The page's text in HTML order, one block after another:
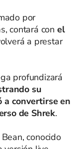
por
contará con el
a prestar
profundizará
su
a convertirse en
de Shrek.
conocido